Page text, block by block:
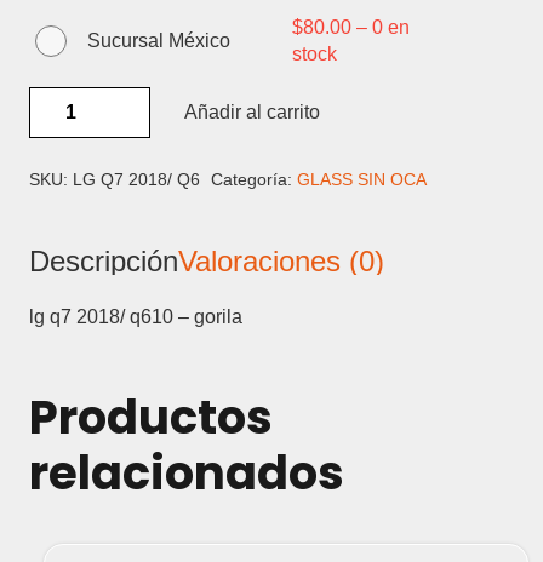
Sucursal México
$80.00 –0 en
stock
Q610
cantidad
Añadir al carrito
SKU: LG Q7 2018/ Q6 Categoría: GLASS SIN OCA
DescripciónValoraciones (0)
lg q7 2018/ q610 – gorila
Productos
relacionados